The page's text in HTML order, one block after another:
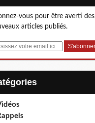
vous pour être averti des
articles publiés.